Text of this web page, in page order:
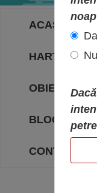
ACASA
HARTA
OBIECTIVE
BLOG
CONTACT
Da
Nu